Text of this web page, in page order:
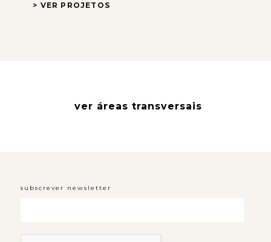
> VER PROJETOS
ver áreas transversais
subscrever newsletter